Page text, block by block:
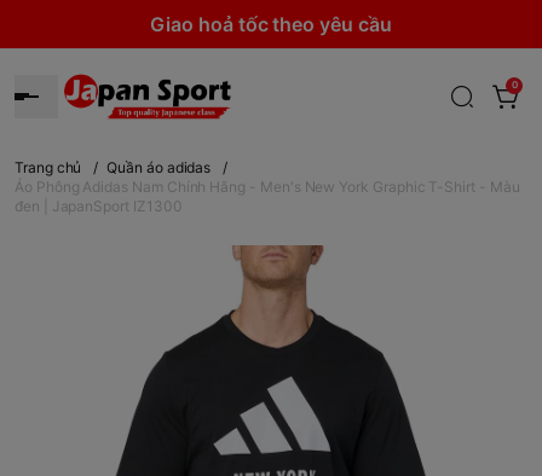
Giao hoả tốc theo yêu cầu
0
Trang chủ / Quần áo adidas
/
Áo Phông Adidas Nam Chính Hãng - Men's New York Graphic T-Shirt - Màu
đen | JapanSport IZ1300